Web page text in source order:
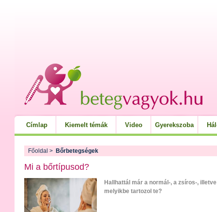
Címlap Kiemelt témák Video Gyerekszoba
Főoldal > Bőrbetegségek
Mi a bőrtípusod?
Hallhattál már a normál-, a zsíros-,
melyikbe tartozol te?